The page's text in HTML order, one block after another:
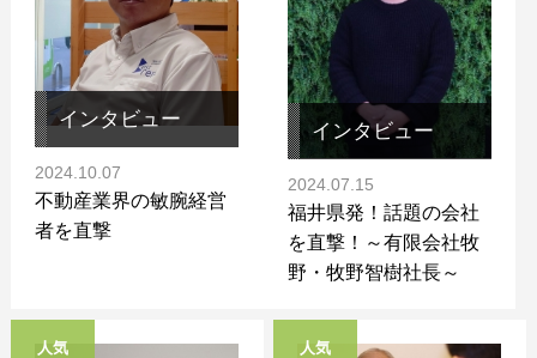
インタビュー
2024.10.07
不動産業界の敏腕経営
者を直撃
インタビュー
2024.07.15
福井県発！話題の会社
を直撃！～有限会社牧
野・牧野智樹社長～
人気 人気